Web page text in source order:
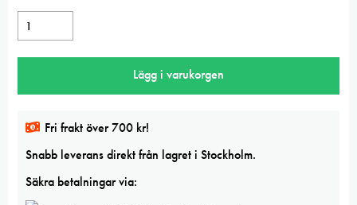
Jovi
Skumroller
Mönster
3
Lägg i varukorgen
Fri frakt över 700 kr!
Snabb leverans direkt från lagret i Stockholm.
Säkra betalningar via: